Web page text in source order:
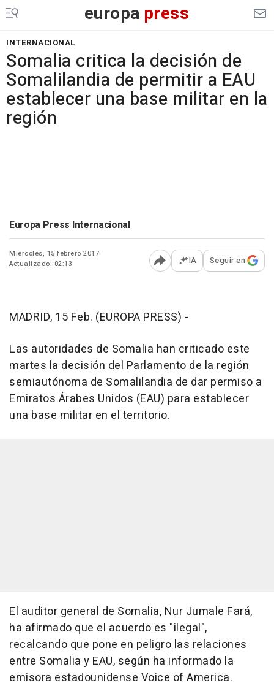
europa press
INTERNACIONAL
Somalia critica la decisión de
Somalilandia de permitir a EAU
establecer una base militar en la
región
Europa Press Internacional
Miércoles, 15 febrero 2017
Actualizado: 02:13
Abrir opciones para
IA Seguir en
MADRID, 15 Feb. (EUROPA PRESS) -
Las autoridades de Somalia han criticado este
martes la decisión del Parlamento de la región
semiautónoma de Somalilandia de dar permiso a
Emiratos Árabes Unidos (EAU) para establecer
una base militar en el territorio.
El auditor general de Somalia, Nur Jumale Fará,
ha afirmado que el acuerdo es "ilegal",
recalcando que pone en peligro las relaciones
entre Somalia y EAU, según ha informado la
emisora estadounidense Voice of America.